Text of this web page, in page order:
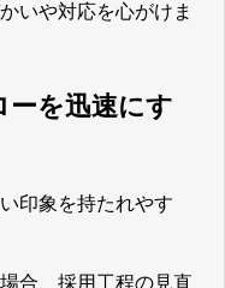
いや対応を心がけま
ーを迅速にす
印象を持たれやす
合、採用工程の見直